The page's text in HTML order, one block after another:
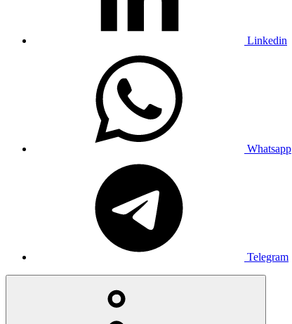
Linkedin
Whatsapp
Telegram